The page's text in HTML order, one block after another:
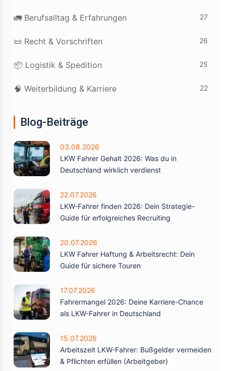
🚛 Berufsalltag & Erfahrungen 27
📜 Recht & Vorschriften 26
📦 Logistik & Spedition 25
🧠 Weiterbildung & Karriere 22
Blog-Beiträge
03.08.2026
LKW Fahrer Gehalt 2026: Was du in
Deutschland wirklich verdienst
22.07.2026
LKW-Fahrer finden 2026: Dein Strategie-
Guide für erfolgreiches Recruiting
20.07.2026
LKW Fahrer Haftung & Arbeitsrecht: Dein
Guide für sichere Touren
17.07.2026
Fahrermangel 2026: Deine Karriere-Chance
als LKW-Fahrer in Deutschland
15.07.2026
Arbeitszeit LKW-Fahrer: Bußgelder vermeiden
& Pflichten erfüllen (Arbeitgeber)